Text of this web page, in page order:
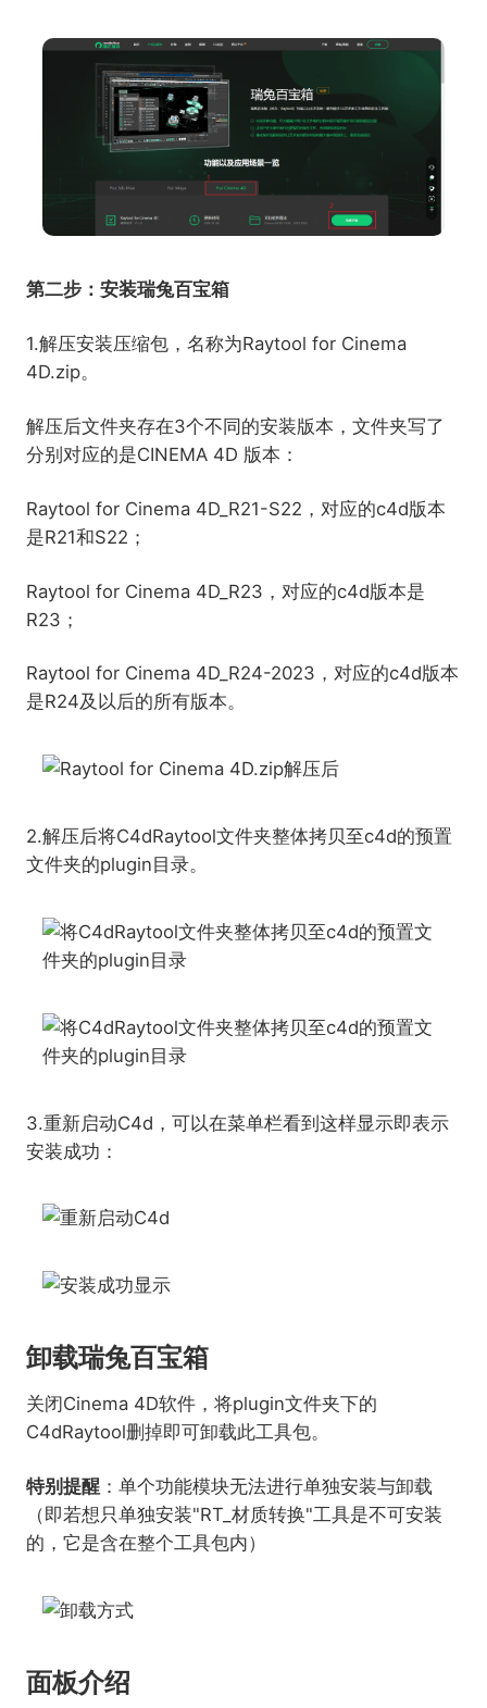
第二步：安装瑞兔百宝箱
1.解压安装压缩包，名称为Raytool for Cinema
4D.zip。
解压后文件夹存在3个不同的安装版本，文件夹写了
分别对应的是CINEMA 4D 版本：
Raytool for Cinema 4D_R21-S22，对应的c4d版本
是R21和S22；
Raytool for Cinema 4D_R23，对应的c4d版本是
R23；
Raytool for Cinema 4D_R24-2023，对应的c4d版本
是R24及以后的所有版本。
2.解压后将C4dRaytool文件夹整体拷贝至c4d的预置
文件夹的plugin目录。
3.重新启动C4d，可以在菜单栏看到这样显示即表示
安装成功：
卸载瑞兔百宝箱
关闭Cinema 4D软件，将plugin文件夹下的
C4dRaytool删掉即可卸载此工具包。
特别提醒：单个功能模块无法进行单独安装与卸载
（即若想只单独安装"RT_材质转换"工具是不可安装
的，它是含在整个工具包内）
面板介绍